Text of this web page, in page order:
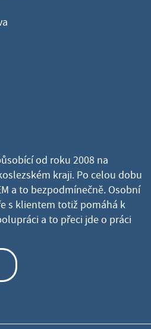
od roku 2008 na
kraji. Po celou dobu
a to bezpodmínečně. Osobní
s klientem totiž pomáhá k
a to přeci jde o práci